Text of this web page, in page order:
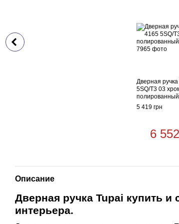
Дверная
5SQ/T3 03
5 419 грн
6
Описание
Дверная ручка Tupai купить
интерьера.